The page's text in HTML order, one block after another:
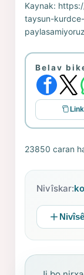
Kaynak:
taysun-
Belav
23850 caran
Nivîskar: